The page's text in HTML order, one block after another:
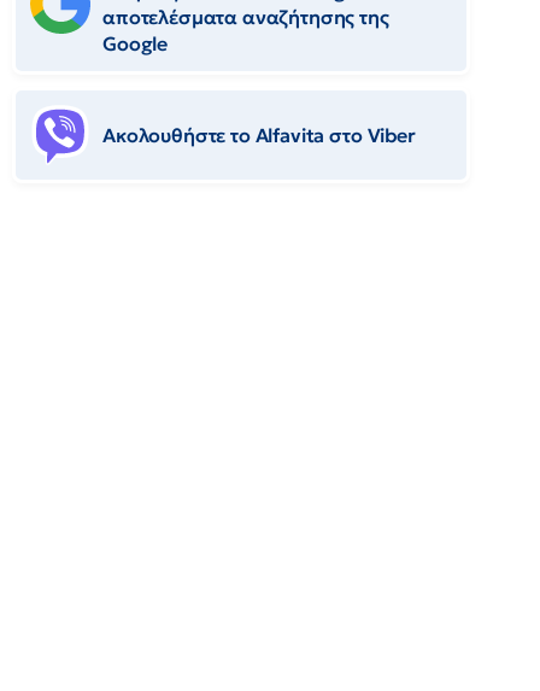
αποτελέσματα αναζήτησης της
Google
Ακολουθήστε το Αlfavita στο Viber